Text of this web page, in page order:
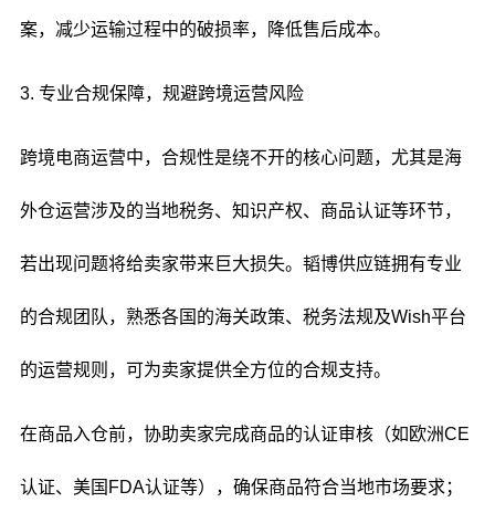
案，减少运输过程中的破损率，降低售后成本。
3. 专业合规保障，规避跨境运营风险
跨境电商运营中，合规性是绕不开的核心问题，尤其是海
外仓运营涉及的当地税务、知识产权、商品认证等环节，
若出现问题将给卖家带来巨大损失。韬博供应链拥有专业
的合规团队，熟悉各国的海关政策、税务法规及Wish平台
的运营规则，可为卖家提供全方位的合规支持。
在商品入仓前，协助卖家完成商品的认证审核（如欧洲CE
认证、美国FDA认证等），确保商品符合当地市场要求；